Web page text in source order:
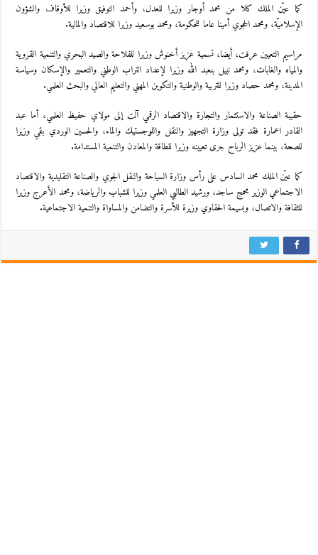
كما عيّن الملك كلا من محمد أوجار وزيرا للعدل، وأحمد التوفيق وزيرا للأوقاف والشؤون
الإسلاميّة، ومحمد الحجوي أمينا عاما للحكومة، ومحمد بوسعيد وزيرا للاقتصاد والمالية.
مراسيم التعيين عرفت، أيضا، تسمية عزيز أخنوش وزيرا للفلاحة والصيد البحري والتنمية القروية
والمياه والغابات، ومحمد نبيل بنعبد الله وزيرا لإعداد التراب الوطني والتعمير والإسكان وسياسة
المدينة، ومحمد حصاد وزيرا للتربية والوطنية والتكوين المهني والتعليم العالي والبحث العلمي.
حقيبة الصناعة والاستثمار والتجارة والاقتصاد الرقمي آلت إلى مولاي حفيظ العلمي، أما عبد
القادر اعمارة فقد تولى وزارة التجهيز والنقل واللوجستيك والماء، والحسين الوردي بقي وزيرا
للصحة، بينما عزيز الرباح جرى تعيينه وزيرا للطاقة والمعادن والتنمية المستدامة.
كما عيّن الملك محمد السادس على رأس وزارة السياحة والنقل الجوي والصناعة التقليدية والاقتصاد
الاجتماعي الوزير محمج ساجد، ورشيد الطالبي العلمي وزيرا للشباب والرياضة، ومحمد الأعرج وزيرا
للثقافة والاتصال، وبسيمة الحقاوي وزيرة للأسرة والتضامن والمساواة والتنمية الاجتماعية.